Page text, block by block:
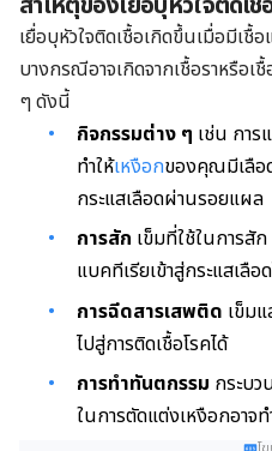
เยื่อบุหัวใจติดเชื้อเกิดขึ้นเมื่อมีเชื้
บางกรณีอาจเกิดจากเชื้อราหรือ
ๆ ดังนี้
กิจกรรมต่าง ๆ เช่น กา
ทำให้เหงือกของคุณมีเลือ
กระแสเลือดผ่านรอยแผล
การสัก เข็มที่ใช้ในการสัก
แบคทีเรียเข้าสู่กระแสเลือ
การฉีดสารเสพติด เข็ม
ไปสู่การติดเชื้อโรคได้
การทำทันตกรรม กระบ
ในการตัดแต่งเหงือกอาจ